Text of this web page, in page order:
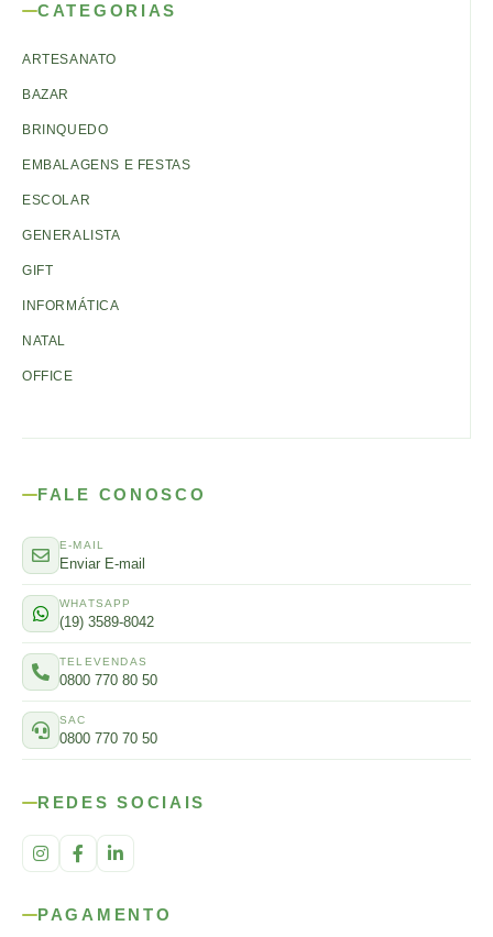
CATEGORIAS
ARTESANATO
BAZAR
BRINQUEDO
EMBALAGENS E FESTAS
ESCOLAR
GENERALISTA
GIFT
INFORMÁTICA
NATAL
OFFICE
FALE CONOSCO
E-MAIL
Enviar E-mail
WHATSAPP
(19) 3589-8042
TELEVENDAS
0800 770 80 50
SAC
0800 770 70 50
REDES SOCIAIS
PAGAMENTO